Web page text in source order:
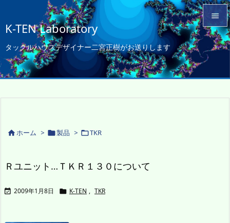
K-TEN Laboratory
タックルハウスデザイナー二宮正樹がお送りします


メニュ
ホーム > 製品 > TKR
Ｒユニット…ＴＫＲ１３０について
 2009年1月8日  K-TEN , TKR